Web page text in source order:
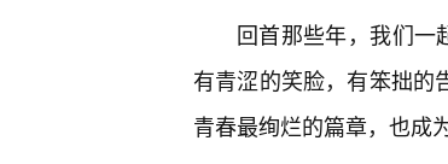
回首那些年，我们一
有青涩的笑脸，有笨拙的
青春最绚烂的篇章，也成